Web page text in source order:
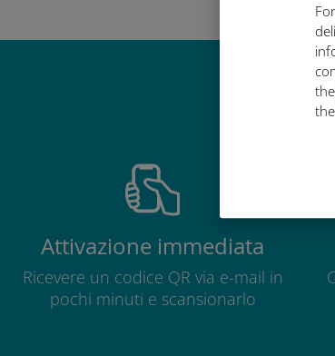
Attivazione immediata
Ricevere un codice QR via e-mail in
pochi minuti e scansionarlo